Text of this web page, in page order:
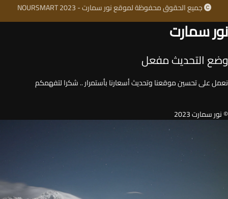
جميع الحقوق محفوظة لموقع نور سمارت - NOURSMART 2023
نور سمارت
وضع التحديث مفعل
نعمل على تحسين موقعنا وتحديث أسعارنا بأستمرار .. شكرا لتفهمكم
© نور سمارت 2023